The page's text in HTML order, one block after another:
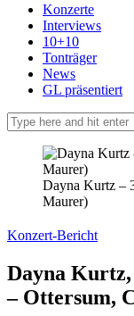
Konzerte
Interviews
10+10
Tonträger
News
GL präsentiert
Dayna Kurtz –
Maurer)
Konzert-Bericht
Dayna Kurtz,
– Ottersum,